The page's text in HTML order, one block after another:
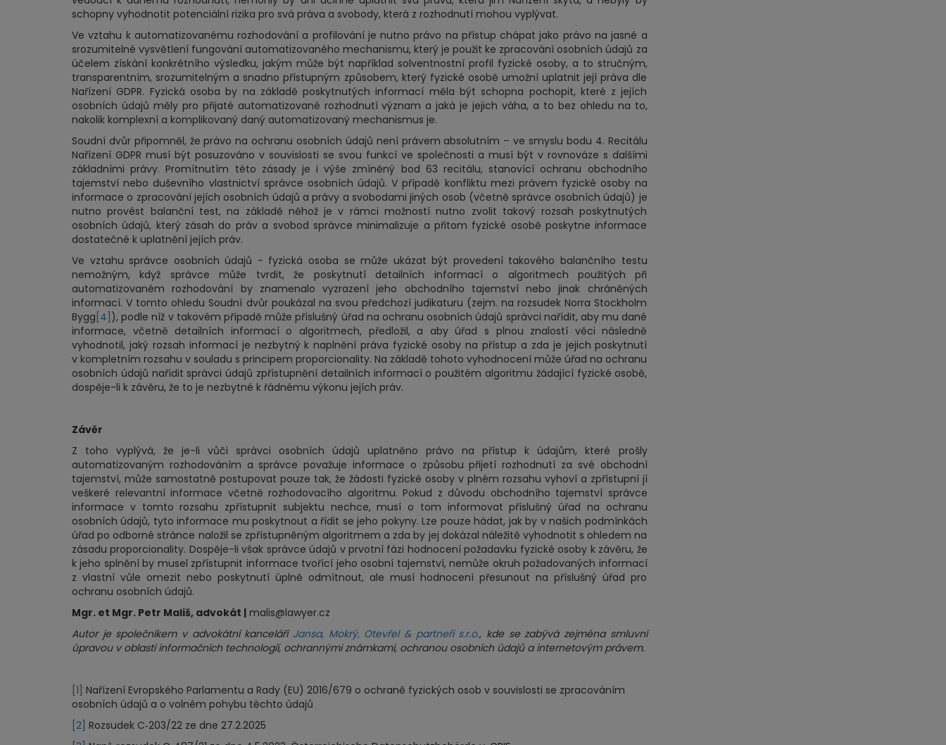
schopny vyhodnotit potenciální rizika pro svá práva a svobody, která z rozhodnutí mohou vyplývat.
Ve vztahu k automatizovanému rozhodování a profilování je nutno právo na přístup chápat jako právo na jasné a
srozumitelné vysvětlení fungování automatizovaného mechanismu, který je použit ke zpracování osobních údajů za
účelem získání konkrétního výsledku, jakým může být například solventnostní profil fyzické osoby, a to stručným,
transparentním, srozumitelným a snadno přístupným způsobem, který fyzické osobě umožní uplatnit její práva dle
Nařízení GDPR. Fyzická osoba by na základě poskytnutých informací měla být schopna pochopit, které z jejích
osobních údajů měly pro přijaté automatizované rozhodnutí význam a jaká je jejich váha, a to bez ohledu na to,
nakolik komplexní a komplikovaný daný automatizovaný mechanismus je.
Soudní dvůr připomněl, že právo na ochranu osobních údajů není právem absolutním – ve smyslu bodu 4. Recitálu
Nařízení GDPR musí být posuzováno v souvislosti se svou funkcí ve společnosti a musí být v rovnováze s dalšími
základními právy. Promítnutím této zásady je i výše zmíněný bod 63 recitálu, stanovící ochranu obchodního
tajemství nebo duševního vlastnictví správce osobních údajů. V případě konfliktu mezi právem fyzické osoby na
informace o zpracování jejích osobních údajů a právy a svobodami jiných osob (včetně správce osobních údajů) je
nutno provést balanční test, na základě něhož je v rámci možností nutno zvolit takový rozsah poskytnutých
osobních údajů, který zásah do práv a svobod správce minimalizuje a přitom fyzické osobě poskytne informace
dostatečné k uplatnění jejích práv.
Ve vztahu správce osobních údajů - fyzická osoba se může ukázat být provedení takového balančního testu
nemožným, když správce může tvrdit, že poskytnutí detailních informací o algoritmech použitých při
automatizovaném rozhodování by znamenalo vyzrazení jeho obchodního tajemství nebo jinak chráněných
informací. V tomto ohledu Soudní dvůr poukázal na svou předchozí judikaturu (zejm. na rozsudek Norra Stockholm
Bygg [4] ), podle níž v takovém případě může příslušný úřad na ochranu osobních údajů správci nařídit, aby mu dané
informace, včetně detailních informací o algoritmech, předložil, a aby úřad s plnou znalostí věci následně
vyhodnotil, jaký rozsah informací je nezbytný k naplnění práva fyzické osoby na přístup a zda je jejich poskytnutí
v kompletním rozsahu v souladu s principem proporcionality. Na základě tohoto vyhodnocení může úřad na ochranu
osobních údajů nařídit správci údajů zpřístupnění detailních informací o použitém algoritmu žádající fyzické osobě,
dospěje-li k závěru, že to je nezbytné k řádnému výkonu jejích práv.
Závěr
Z toho vyplývá, že je-li vůči správci osobních údajů uplatněno právo na přístup k údajům, které prošly
automatizovaným rozhodováním a správce považuje informace o způsobu přijetí rozhodnutí za své obchodní
tajemství, může samostatně postupovat pouze tak, že žádosti fyzické osoby v plném rozsahu vyhoví a zpřístupní jí
veškeré relevantní informace včetně rozhodovacího algoritmu. Pokud z důvodu obchodního tajemství správce
informace v tomto rozsahu zpřístupnit subjektu nechce, musí o tom informovat příslušný úřad na ochranu
osobních údajů, tyto informace mu poskytnout a řídit se jeho pokyny. Lze pouze hádat, jak by v našich podmínkách
úřad po odborné stránce naložil se zpřístupněným algoritmem a zda by jej dokázal náležitě vyhodnotit s ohledem na
zásadu proporcionality. Dospěje-li však správce údajů v prvotní fázi hodnocení požadavku fyzické osoby k závěru, že
k jeho splnění by musel zpřístupnit informace tvořící jeho osobní tajemství, nemůže okruh požadovaných informací
z vlastní vůle omezit nebo poskytnutí úplně odmítnout, ale musí hodnocení přesunout na příslušný úřad pro
ochranu osobních údajů.
Mgr. et Mgr. Petr Mališ, advokát | malis@lawyer.cz
Autor je společníkem v advokátní kanceláři Jansa, Mokrý, Otevřel & partneři s.r.o., kde se zabývá zejména smluvní
úpravou v oblasti informačních technologií, ochrannými známkami, ochranou osobních údajů a internetovým právem.
[1] Nařízení Evropského Parlamentu a Rady (EU) 2016/679 o ochraně fyzických osob v souvislosti se zpracováním
osobních údajů a o volném pohybu těchto údajů
[2] Rozsudek C‑203/22 ze dne 27.2.2025